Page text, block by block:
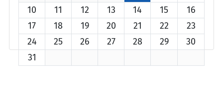
10
11 12 13 14 15
16
17
18 19 20 21 22
23
24
25 26 27 28 29
30
31